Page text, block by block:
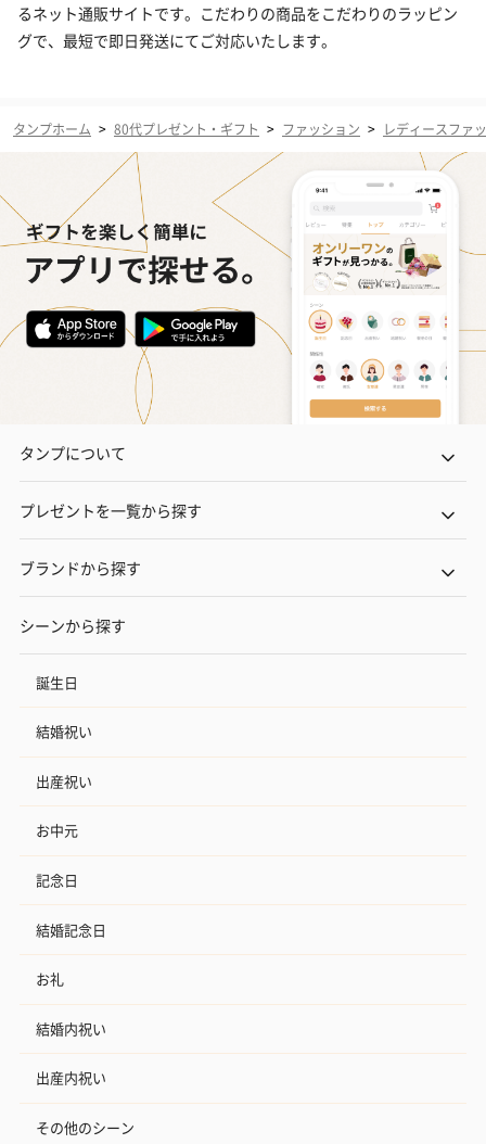
るネット通販サイトです。こだわりの商品をこだわりのラッピン
グで、最短で即日発送にてご対応いたします。
タンプホーム > 80代プレゼント・ギフト > ファッション > レディースファ
タンプについて
プレゼントを一覧から探す
ブランドから探す
シーンから探す
誕生日
結婚祝い
出産祝い
お中元
記念日
結婚記念日
お礼
結婚内祝い
出産内祝い
その他のシーン